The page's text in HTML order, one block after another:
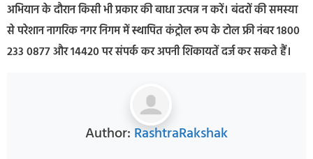
अभियान के दौरान किसी भी प्रकार की बाधा उत्पन्न न करें। बंदरों की समस्या
से परेशान नागरिक नगर निगम में स्थापित कंट्रोल रूप के टोल फ्री नंबर 1800
233 0877 और 14420 पर संपर्क कर अपनी शिकायतें दर्ज कर सकते हैं।
Author: RashtraRakshak